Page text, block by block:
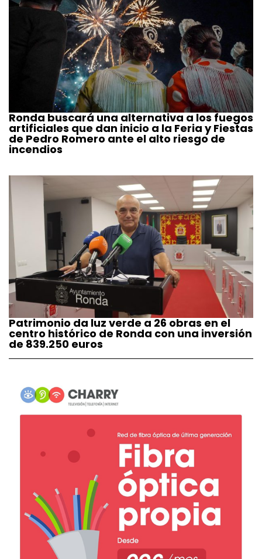
Ronda buscará una alternativa a los fuegos
artificiales que dan inicio a la Feria y Fiestas
de Pedro Romero ante el alto riesgo de
incendios
Patrimonio da luz verde a 26 obras en el
centro histórico de Ronda con una inversión
de 839.250 euros